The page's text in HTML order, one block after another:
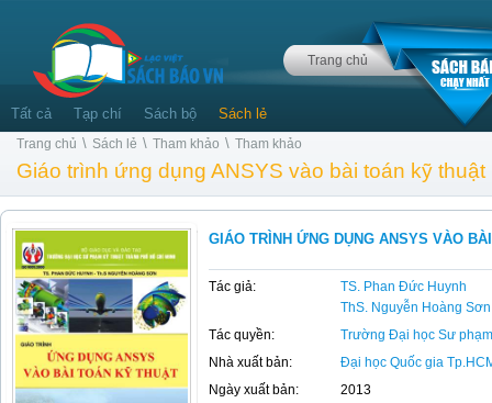
Trang chủ
Tất cả Tạp chí Sách bộ Sách lẻ
Trang chủ \ Sách lẻ \ Tham khảo \ Tham khảo
Giáo trình ứng dụng ANSYS vào bài toán kỹ thuật
GIÁO TRÌNH ỨNG DỤNG ANSYS VÀO
Tác giả:
TS. Phan Đức Huynh
ThS. Nguyễn Hoàng Sơn
Tác quyền:
Trường Đại học Sư
Nhà xuất bản:
Đại học Quốc gia
Ngày xuất bản:
2013